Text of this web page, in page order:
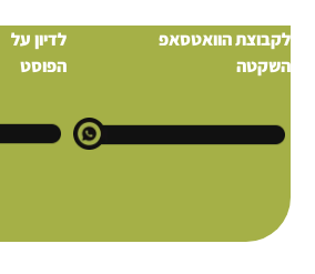
לדיון על
הפוסט
לקבוצת הוואטסאפ
השקטה